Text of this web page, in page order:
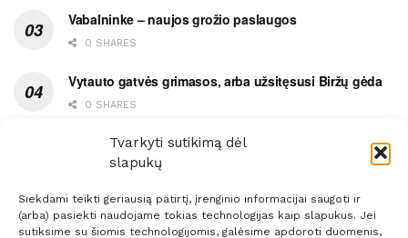
Tvarkyti sutikimą dėl
slapukų
Siekdami teikti geriausią patirtį, įrenginio informacijai saugoti ir
(arba) pasiekti naudojame tokias technologijas kaip slapukus. Jei
sutiksime su šiomis technologijomis, galėsime apdoroti duomenis,
Vabalninke – naujos grožio paslaugos
0 SHARES
Vytauto gatvės grimasos, arba užsitęsusi Biržų gėda
0 SHARES
Pietų metas pažymėtas avarija
0 SHARES